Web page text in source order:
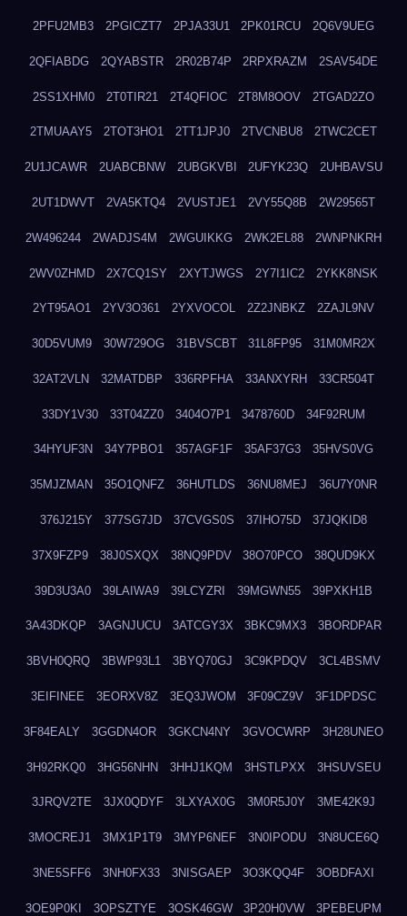
2PFU2MB3 2PGICZT7 2PJA33U1 2PK01RCU 2Q6V9UEG
2QFIABDG 2QYABSTR 2R02B74P 2RPXRAZM 2SAV54DE
2SS1XHM0 2T0TIR21 2T4QFIOC 2T8M8OOV 2TGAD2ZO
2TMUAAY5 2TOT3HO1 2TT1JPJ0 2TVCNBU8 2TWC2CET
2U1JCAWR 2UABCBNW 2UBGKVBI 2UFYK23Q 2UHBAVSU
2UT1DWVT 2VA5KTQ4 2VUSTJE1 2VY55Q8B 2W29565T
2W496244 2WADJS4M 2WGUIKKG 2WK2EL88 2WNPNKRH
2WV0ZHMD 2X7CQ1SY 2XYTJWGS 2Y7I1IC2 2YKK8NSK
2YT95AO1 2YV3O361 2YXVOCOL 2Z2JNBKZ 2ZAJL9NV
30D5VUM9 30W729OG 31BVSCBT 31L8FP95 31M0MR2X
32AT2VLN 32MATDBP 336RPFHA 33ANXYRH 33CR504T
33DY1V30 33T04ZZ0 3404O7P1 3478760D 34F92RUM
34HYUF3N 34Y7PBO1 357AGF1F 35AF37G3 35HVS0VG
35MJZMAN 35O1QNFZ 36HUTLDS 36NU8MEJ 36U7Y0NR
376J215Y 377SG7JD 37CVGS0S 37IHO75D 37JQKID8
37X9FZP9 38J0SXQX 38NQ9PDV 38O70PCO 38QUD9KX
39D3U3A0 39LAIWA9 39LCYZRI 39MGWN55 39PXKH1B
3A43DKQP 3AGNJUCU 3ATCGY3X 3BKC9MX3 3BORDPAR
3BVH0QRQ 3BWP93L1 3BYQ70GJ 3C9KPDQV 3CL4BSMV
3EIFINEE 3EORXV8Z 3EQ3JWOM 3F09CZ9V 3F1DPDSC
3F84EALY 3GGDN4OR 3GKCN4NY 3GVOCWRP 3H28UNEO
3H92RKQ0 3HG56NHN 3HHJ1KQM 3HSTLPXX 3HSUVSEU
3JRQV2TE 3JX0QDYF 3LXYAX0G 3M0R5J0Y 3ME42K9J
3MOCREJ1 3MX1P1T9 3MYP6NEF 3N0IPODU 3N8UCE6Q
3NE5SFF6 3NH0FX33 3NISGAEP 3O3KQQ4F 3OBDFAXI
3OE9P0KI 3OPSZTYE 3OSK46GW 3P20H0VW 3PEBEUPM